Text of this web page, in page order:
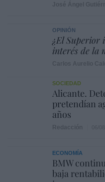
OPINIÓN
¿El Superior
interés de la
SOCIEDAD
Alicante.
pretendían
años
ECONOMÍA
BMW
baja